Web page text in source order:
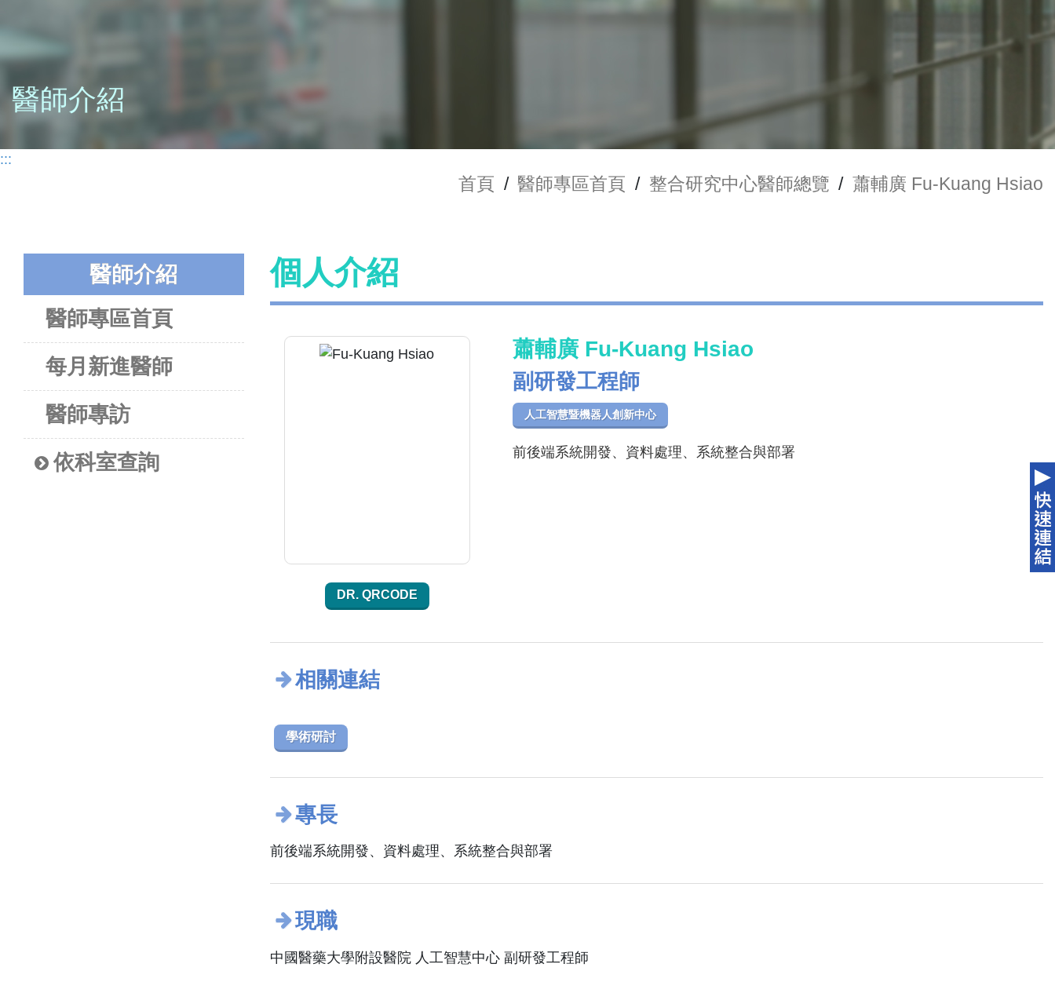
醫師介紹
:::
首頁 / 醫師專區首頁 / 整合研究中心醫師總覽 / 蕭輔廣 Fu-Kuang Hsiao
醫師介紹
醫師專區首頁
每月新進醫師
醫師專訪
依科室查詢
個人介紹
DR. QRCODE
蕭輔廣 Fu-Kuang Hsiao
副研發工程師
人工智慧暨機器人創新中心
前後端系統開發、資料處理、系統整合與部署
相關連結
學術研討
專長
前後端系統開發、資料處理、系統整合與部署
現職
中國醫藥大學附設醫院 人工智慧中心 副研發工程師